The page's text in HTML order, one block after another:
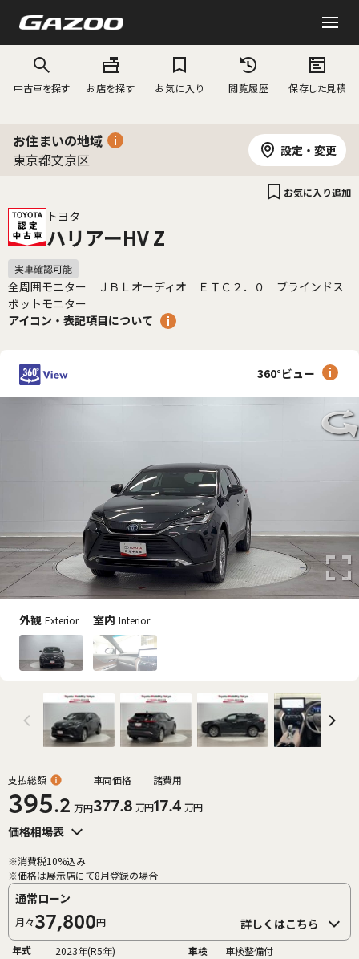
中古車を探す お店を探す お気に入り 閲覧履歴 保存した見積
お住まいの地域
東京都文京区
設定・変更
トヨタ
ハリアーHV Z
お気に入り追加
全周囲モニター ＪＢＬオーディオ ＥＴＣ２．０ ブラインドス
ポットモニター
アイコン・表記項目について
360°ビュー
外観 Exterior 室内 Interior
支払総額
395.2 万円
車両価格
377.8 万円
諸費用
17.4 万円
価格相場表
※消費税10%込み
※価格は展示店にて8月登録の場合
通常ローン
月々37,800円 詳しくはこちら
年式 2023年(R5年) 車検
車検整備付